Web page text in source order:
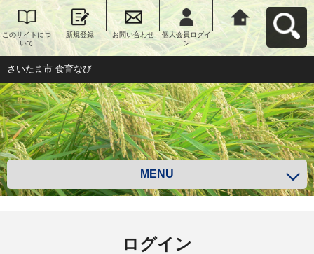
このサイトにつ
いて
新規登録 お問い合わせ
個人会員ログイ
ン
さいたま市 食育
なびへ戻る
さいたま市 食育なび
MENU
ログイン